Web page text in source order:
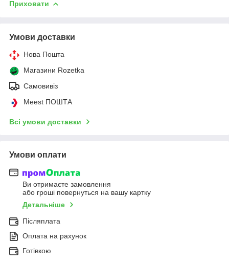
Приховати
Умови доставки
Нова Пошта
Магазини Rozetka
Самовивіз
Meest ПОШТА
Всі умови доставки
Умови оплати
Ви отримаєте замовлення
або гроші повернуться на вашу картку
Детальніше
Післяплата
Оплата на рахунок
Готівкою